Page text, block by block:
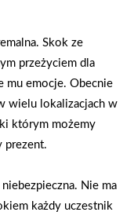
Skok ze
przeżyciem dla
mu emocje. Obecnie
wielu lokalizacjach w
którym możemy
prezent.
Nie ma
każdy uczestnik